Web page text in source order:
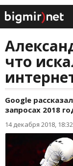
что
Google
запросах 2018
14 декабря 2018, 18:32